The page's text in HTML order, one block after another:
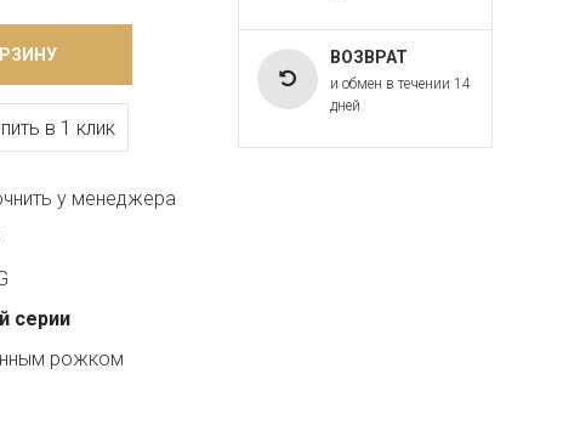
в 1 клик
у менеджера
серии
рожком
ВОЗВРАТ
и обмен в течении 14
дней